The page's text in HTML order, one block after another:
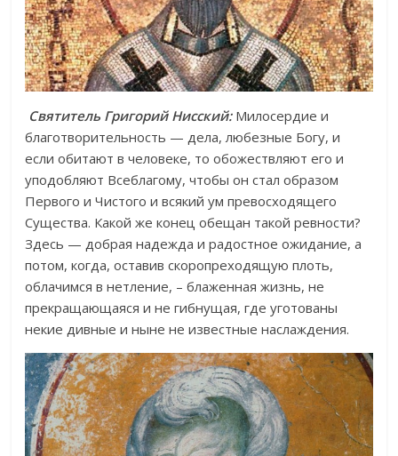
Святитель Григорий Нисский:Милосердие и
благотворительность — дела, любезные Богу, и
если обитают в человеке, то обожествляют его и
уподобляют Всеблагому, чтобы он стал образом
Первого и Чистого и всякий ум превосходящего
Существа. Какой же конец обещан такой ревности?
Здесь — добрая надежда и радостное ожидание, а
потом, когда, оставив скоропреходящую плоть,
облачимся в нетление, – блаженная жизнь, не
прекращающаяся и не гибнущая, где уготованы
некие дивные и ныне не известные наслаждения.